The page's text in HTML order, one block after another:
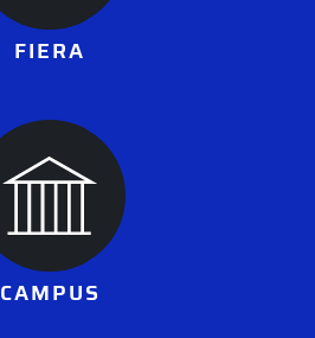
FIERA
CAMPUS